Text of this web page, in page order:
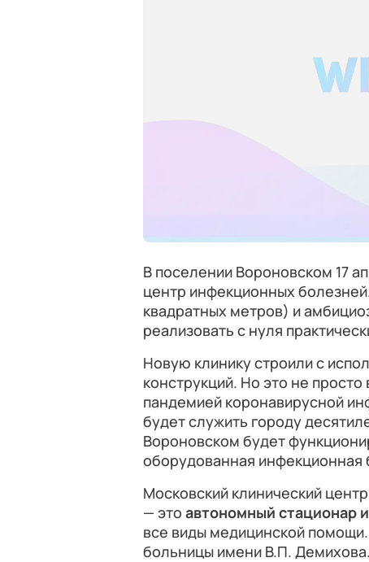
В поселении Вороновском 17
центр инфекционных
квадратных метров) и
реализовать с нуля
Новую клинику строили с
конструкций. Но это не
пандемией коронавирусной
будет служить городу
Вороновском будет
оборудованная инфекционная
Московский клинический
— это автономный стационар
все виды медицинской
больницы имени В.П. Демихова.